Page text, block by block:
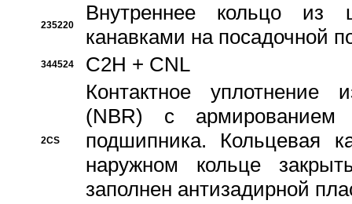
235220
Внутреннее кольцо из
канавками на посадочной
344524 C2H + CNL
2CS
Контактное уплотнение
(NBR) с
подшипника. Кольцевая
наружном кольце
заполнен антизадирной